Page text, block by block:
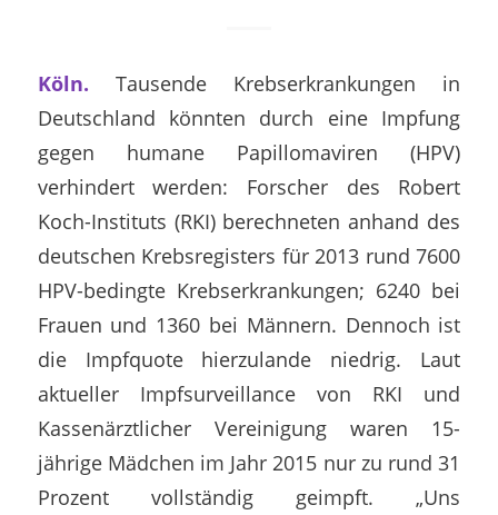
Köln. Tausende Krebserkrankungen in
Deutschland könnten durch eine Impfung
gegen humane Papillomaviren (HPV)
verhindert werden: Forscher des Robert
Koch-Instituts (RKI) berechneten anhand des
deutschen Krebsregisters für 2013 rund 7600
HPV-bedingte Krebserkrankungen; 6240 bei
Frauen und 1360 bei Männern. Dennoch ist
die Impfquote hierzulande niedrig. Laut
aktueller Impfsurveillance von RKI und
Kassenärztlicher Vereinigung waren 15-
jährige Mädchen im Jahr 2015 nur zu rund 31
Prozent vollständig geimpft. „Uns